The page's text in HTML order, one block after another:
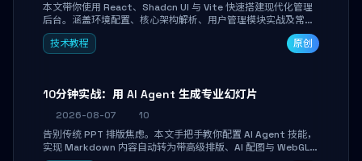
本文带你使用 React、Shadcn UI 与 Vite 快速搭建现代化管理
后台。涵盖环境配置、核心架构解析、用户管理模块实战及常见
踩坑指南。学完即可独立完成仪表盘搭建、组件拼装与主题定
制，满足企业级开发需求。
技术教程 原创
10分钟实战：用 AI Agent 生成专业幻灯片
2026-08-07
10
告别传统 PPT 排版焦虑。本文手把手教你配置 AI Agent 技能，
实现 Markdown 内容自动转为带高级排版、AI 配图与 WebGL